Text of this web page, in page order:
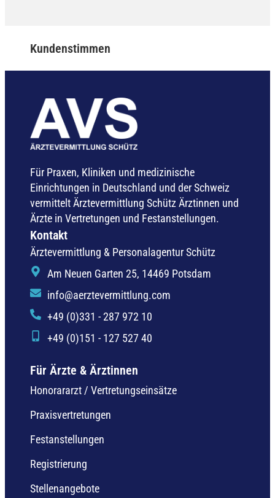
Kundenstimmen
Für Praxen, Kliniken und medizinische
Einrichtungen in Deutschland und der Schweiz
vermittelt Ärztevermittlung Schütz Ärztinnen und
Ärzte in Vertretungen und Festanstellungen.
Für Ärzte & Ärztinnen
Honorararzt / Vertretungseinsätze
Praxisvertretungen
Festanstellungen
Registrierung
Stellenangebote
Kontakt
Ärztevermittlung & Personalagentur Schütz
Am Neuen Garten 25, 14469 Potsdam
info@aerztevermittlung.com
+49 (0)331 - 287 972 10
+49 (0)151 - 127 527 40